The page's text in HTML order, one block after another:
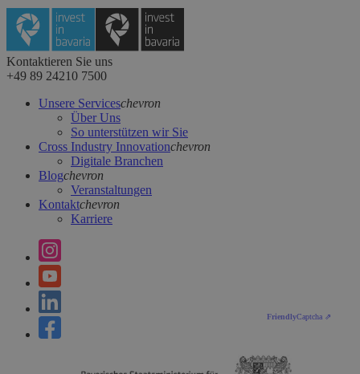
FriendlyCaptcha ⇗
Kontaktieren Sie uns
+49 89 24210 7500
Unsere Serviceschevron
Über Uns
So unterstützen wir Sie
Cross Industry Innovationchevron
Digitale Branchen
Blogchevron
Veranstaltungen
Kontaktchevron
Karriere